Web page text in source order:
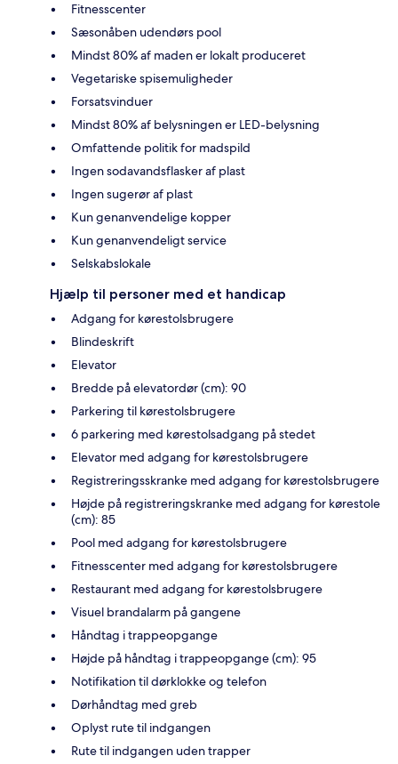
Fitnesscenter
Sæsonåben udendørs pool
Mindst 80% af maden er lokalt produceret
Vegetariske spisemuligheder
Forsatsvinduer
Mindst 80% af belysningen er LED-belysning
Omfattende politik for madspild
Ingen sodavandsflasker af plast
Ingen sugerør af plast
Kun genanvendelige kopper
Kun genanvendeligt service
Selskabslokale
Hjælp til personer med et handicap
Adgang for kørestolsbrugere
Blindeskrift
Elevator
Bredde på elevatordør (cm): 90
Parkering til kørestolsbrugere
6 parkering med kørestolsadgang på stedet
Elevator med adgang for kørestolsbrugere
Registreringsskranke med adgang for kørestolsbrugere
Højde på registreringskranke med adgang for kørestole
(cm): 85
Pool med adgang for kørestolsbrugere
Fitnesscenter med adgang for kørestolsbrugere
Restaurant med adgang for kørestolsbrugere
Visuel brandalarm på gangene
Håndtag i trappeopgange
Højde på håndtag i trappeopgange (cm): 95
Notifikation til dørklokke og telefon
Dørhåndtag med greb
Oplyst rute til indgangen
Rute til indgangen uden trapper